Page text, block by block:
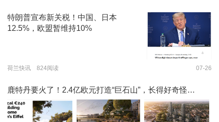
特朗普宣布新关税！中国、日本
12.5%，欧盟暂维持10%
荷兰快讯 824阅读 07-26
鹿特丹要火了！2.4亿欧元打造“巨石山”，长得好奇怪…